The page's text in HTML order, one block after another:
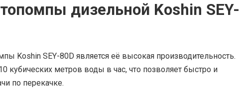
дизельной Koshin SEY-
Koshin SEY-80D является её высокая производительность.
кубических метров воды в час, что позволяет быстро и
по перекачке.